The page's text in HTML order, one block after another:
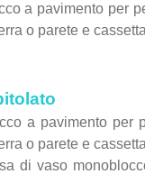
a pavimento per
o parete e
a pavimento per
o parete e
di vaso